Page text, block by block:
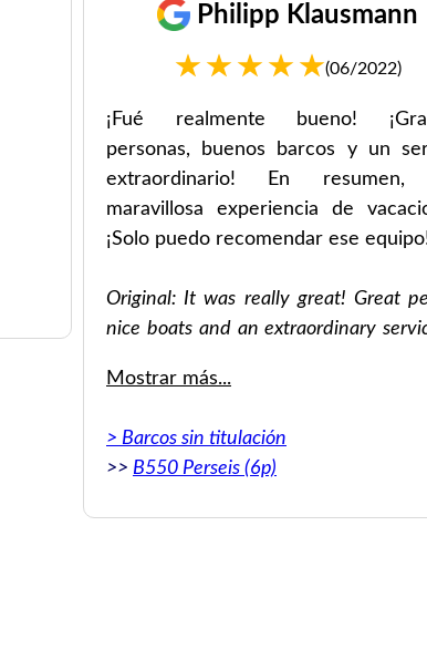
Philipp Klausmann
(06/2022)
¡Fué realmente bueno!
personas, buenos barcos y un
extraordinario! En resumen,
maravillosa experiencia de
¡Solo puedo recomendar ese
Original: It was really great! Great
nice boats and an extraordinary
can just recommend that crew!
Mostrar más...
> Barcos sin titulación
>> B550 Perseis (6p)